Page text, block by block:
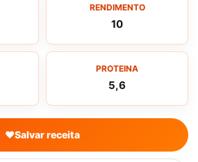
RENDIMENTO
10
PROTEINA
5,6
♥Salvar receita